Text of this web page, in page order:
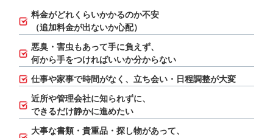
料金がどれくらいかかるのか不安
（追加料金が出ないか心配）
悪臭・害虫もあって手に負えず、
何から手をつければいいか分からない
仕事や家事で時間がなく、立ち会い・日程調整が大変
近所や管理会社に知られずに、
できるだけ静かに進めたい
大事な書類・貴重品・探し物があって、